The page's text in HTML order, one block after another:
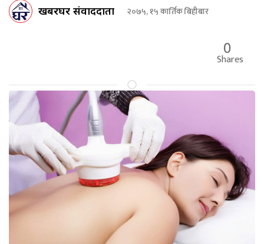
खबरघर संवाददाता २०७५, १५ कार्तिक बिहीबार
0
Shares